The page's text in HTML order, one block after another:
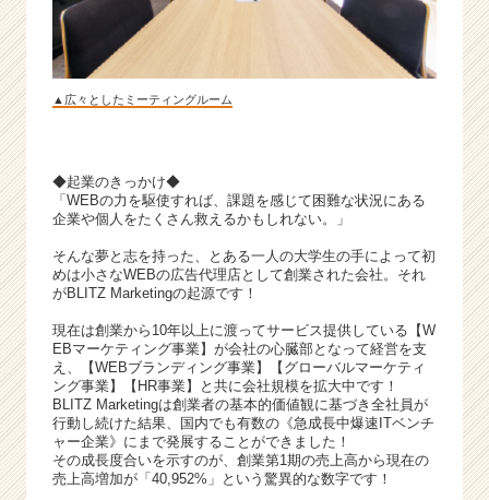
ャ
ー・
業
か
ス
カ
ト
が
届
く
就
活
サ
▲広々としたミーティングルーム
◆起業のきっかけ◆
「WEBの力を駆使すれば、課題を感じて困難な状況にある
企業や個人をたくさん救えるかもしれない。」
そんな夢と志を持った、とある一人の大学生の手によって初
めは小さなWEBの広告代理店として創業された会社。それ
がBLITZ Marketingの起源です！
現在は創業から10年以上に渡ってサービス提供している【W
EBマーケティング事業】が会社の心臓部となって経営を支
え、【WEBブランディング事業】【グローバルマーケティ
ング事業】【HR事業】と共に会社規模を拡大中です！
BLITZ Marketingは創業者の基本的価値観に基づき全社員が
行動し続けた結果、国内でも有数の《急成長中爆速ITベンチ
ャー企業》にまで発展することができました！
その成長度合いを示すのが、創業第1期の売上高から現在の
売上高増加が「40,952%」という驚異的な数字です！